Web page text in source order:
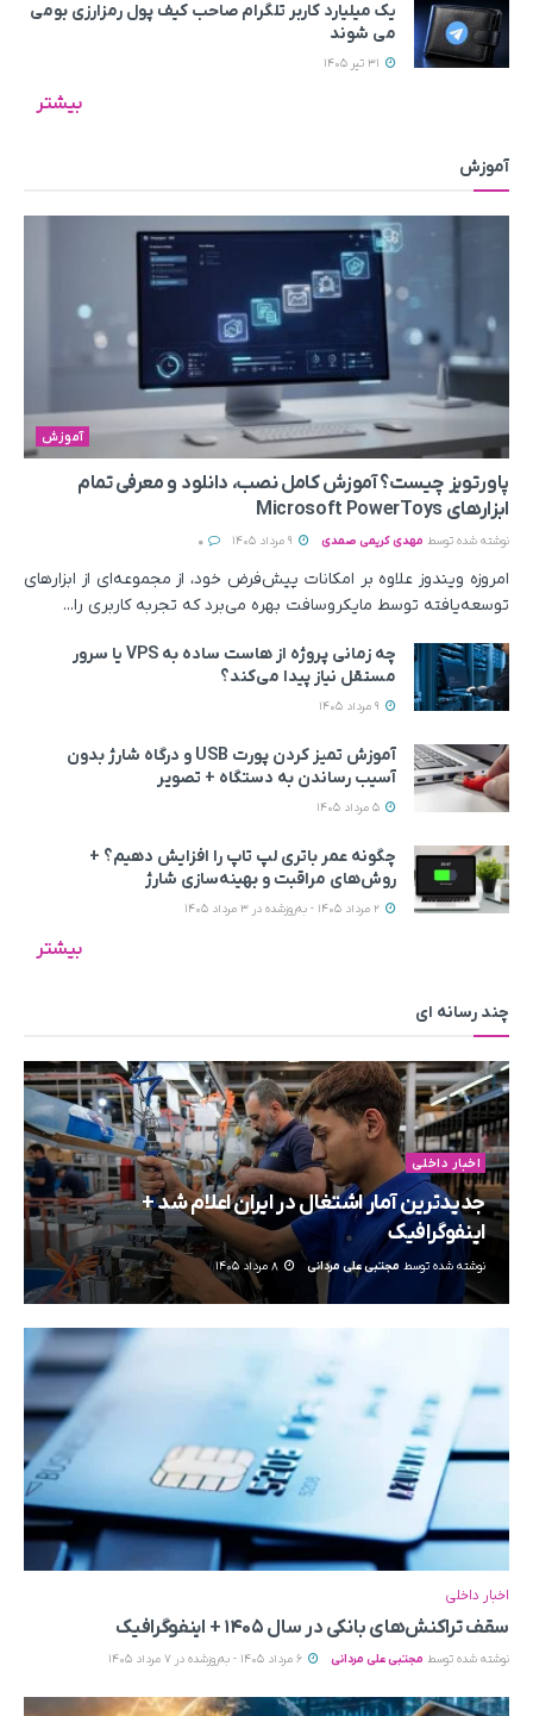
یک میلیارد کاربر تلگرام صاحب کیف پول رمزارزی بومی
می‌ شوند
بیشتر
آموزش
آموزش
پاورتویز چیست؟ آموزش کامل نصب، دانلود و معرفی تمام
ابزارهای Microsoft PowerToys
نوشته شده توسط مهدی کریمی صمدی
امروزه ویندوز علاوه بر امکانات پیش‌فرض خود، از مجموعه‌ای از ابزارهای
توسعه‌یافته توسط مایکروسافت بهره می‌برد که تجربه کاربری را...
چه زمانی پروژه از هاست ساده به VPS یا سرور
مستقل نیاز پیدا می‌کند؟
آموزش تمیز کردن پورت USB و درگاه شارژ بدون
آسیب رساندن به دستگاه + تصویر
چگونه عمر باتری لپ تاپ را افزایش دهیم؟ +
روش‌های مراقبت و بهینه‌سازی شارژ
بیشتر
چند رسانه ای
اخبار داخلی
جدیدترین آمار اشتغال در ایران اعلام شد +
اینفوگرافیک
نوشته شده توسط مجتبی علی مردانی
اخبار داخلی
سقف تراکنش‌های بانکی در سال ۱۴۰۵ + اینفوگرافیک
نوشته شده توسط مجتبی علی مردانی